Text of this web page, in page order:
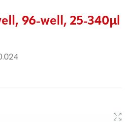
96-well, 25-340µl